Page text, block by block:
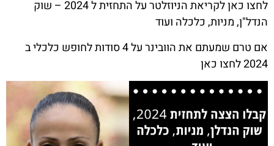
לחצו כאן לקריאת הניוזלטר על התחזית ל 2024 – שוק
הנדל"ן, מניות, כלכלה ועוד
אם טרם שמעתם את הוובינר על 4 סודות לחופש כלכלי ב
2024 לחצו כאן